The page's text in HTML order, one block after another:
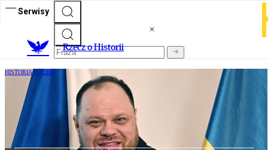
Serwisy
Rzecz o Historii
HISTORIA POLSKI
80. rocznica "krwawej niedzieli":
Przewodniczący parlamentu Ukrainy na
uroczystościach